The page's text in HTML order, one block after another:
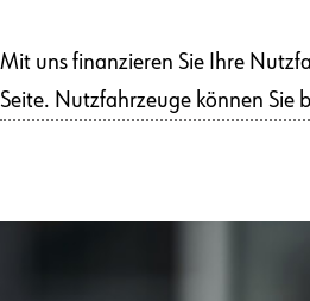
Mit uns finanzieren Sie Ihre
Seite. Nutzfahrzeuge können Sie